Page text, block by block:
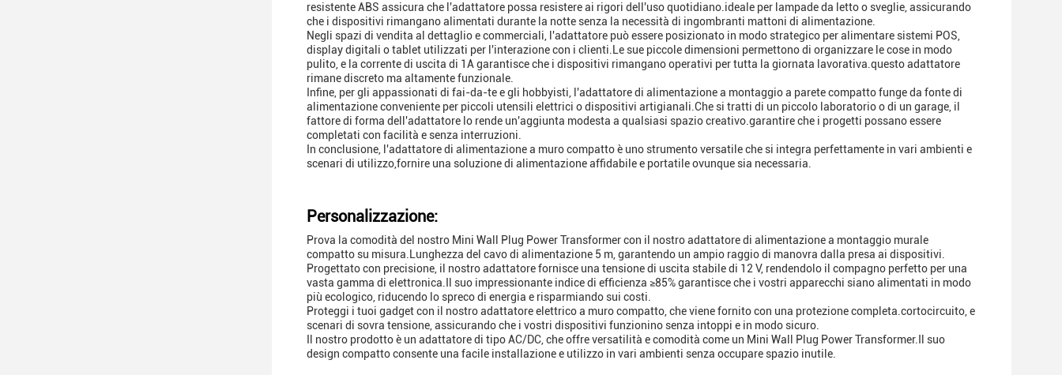
resistente ABS assicura che l'adattatore possa resistere ai rigori dell'uso quotidiano.ideale per lampade da letto o sveglie, assicurando
che i dispositivi rimangano alimentati durante la notte senza la necessità di ingombranti mattoni di alimentazione.
Negli spazi di vendita al dettaglio e commerciali, l'adattatore può essere posizionato in modo strategico per alimentare sistemi POS,
display digitali o tablet utilizzati per l'interazione con i clienti.Le sue piccole dimensioni permettono di organizzare le cose in modo
pulito, e la corrente di uscita di 1A garantisce che i dispositivi rimangano operativi per tutta la giornata lavorativa.questo adattatore
rimane discreto ma altamente funzionale.
Infine, per gli appassionati di fai-da-te e gli hobbyisti, l'adattatore di alimentazione a montaggio a parete compatto funge da fonte di
alimentazione conveniente per piccoli utensili elettrici o dispositivi artigianali.Che si tratti di un piccolo laboratorio o di un garage, il
fattore di forma dell'adattatore lo rende un'aggiunta modesta a qualsiasi spazio creativo.garantire che i progetti possano essere
completati con facilità e senza interruzioni.
In conclusione, l'adattatore di alimentazione a muro compatto è uno strumento versatile che si integra perfettamente in vari ambienti e
scenari di utilizzo,fornire una soluzione di alimentazione affidabile e portatile ovunque sia necessaria.
Personalizzazione:
Prova la comodità del nostro Mini Wall Plug Power Transformer con il nostro adattatore di alimentazione a montaggio murale
compatto su misura.Lunghezza del cavo di alimentazione 5 m, garantendo un ampio raggio di manovra dalla presa ai dispositivi.
Progettato con precisione, il nostro adattatore fornisce una tensione di uscita stabile di 12 V, rendendolo il compagno perfetto per una
vasta gamma di elettronica.Il suo impressionante indice di efficienza ≥85% garantisce che i vostri apparecchi siano alimentati in modo
più ecologico, riducendo lo spreco di energia e risparmiando sui costi.
Proteggi i tuoi gadget con il nostro adattatore elettrico a muro compatto, che viene fornito con una protezione completa.cortocircuito, e
scenari di sovra tensione, assicurando che i vostri dispositivi funzionino senza intoppi e in modo sicuro.
Il nostro prodotto è un adattatore di tipo AC/DC, che offre versatilità e comodità come un Mini Wall Plug Power Transformer.Il suo
design compatto consente una facile installazione e utilizzo in vari ambienti senza occupare spazio inutile.